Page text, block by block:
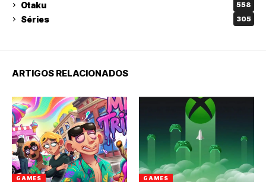
Otaku 558
Séries 305
ARTIGOS RELACIONADOS
GAMES GAMES